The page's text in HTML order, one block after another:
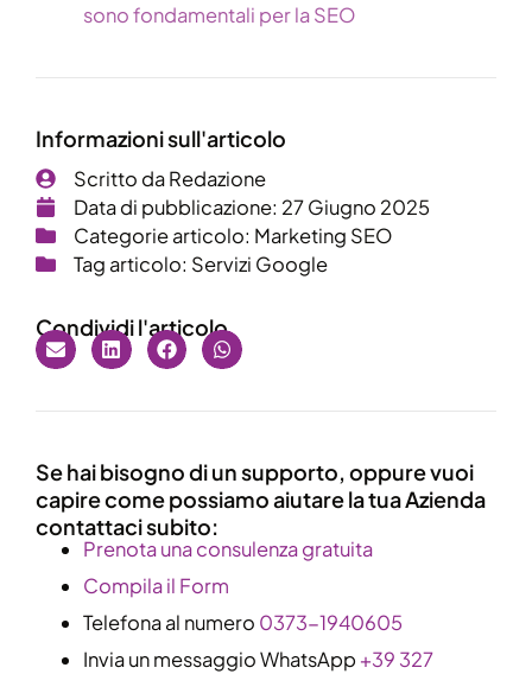
sono fondamentali per la SEO
Informazioni sull'articolo
Scritto daRedazione
Data di pubblicazione: 27 Giugno 2025
Categorie articolo: Marketing SEO
Tag articolo: Servizi Google
Condividi l'articolo
Se hai bisogno di un supporto, oppure vuoi
capire come possiamo aiutare la tua Azienda
contattaci subito:
​Prenota una consulenza gratuita
Compila il Form
Telefona al numero 0373-1940605
Invia un messaggio WhatsApp +39 327